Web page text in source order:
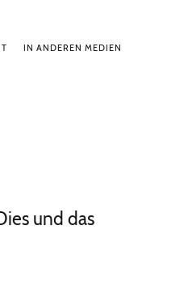
IN ANDEREN MEDIEN
und das